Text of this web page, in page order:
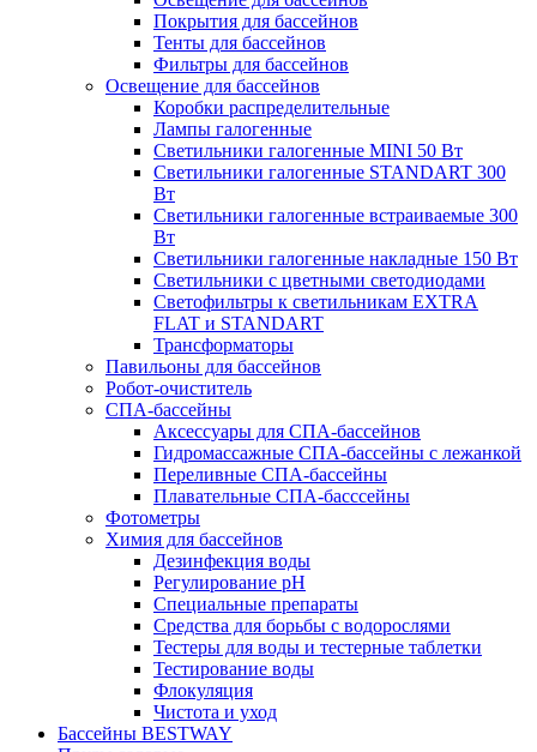
Покрытия для бассейнов
Тенты для бассейнов
Фильтры для бассейнов
Освещение для бассейнов
Коробки распределительные
Лампы галогенные
Светильники галогенные MINI 50 Вт
Светильники галогенные STANDART 300
Вт
Светильники галогенные встраиваемые 300
Вт
Светильники галогенные накладные 150 Вт
Светильники с цветными светодиодами
Светофильтры к светильникам EXTRA
FLAT и STANDART
Трансформаторы
Павильоны для бассейнов
Робот-очиститель
СПА-бассейны
Аксессуары для СПА-бассейнов
Гидромассажные СПА-бассейны с лежанкой
Переливные СПА-бассейны
Плавательные СПА-басссейны
Фотометры
Химия для бассейнов
Дезинфекция воды
Регулирование pH
Специальные препараты
Средства для борьбы с водорослями
Тестеры для воды и тестерные таблетки
Тестирование воды
Флокуляция
Чистота и уход
Бассейны BESTWAY